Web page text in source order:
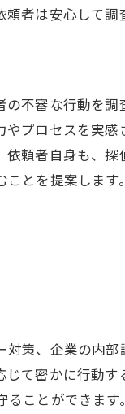
者は安心して調
不審な行動を
プロセスを実
頼者自身も、探
とを提案します。
策、企業の内
て密かに行動す
ことができま